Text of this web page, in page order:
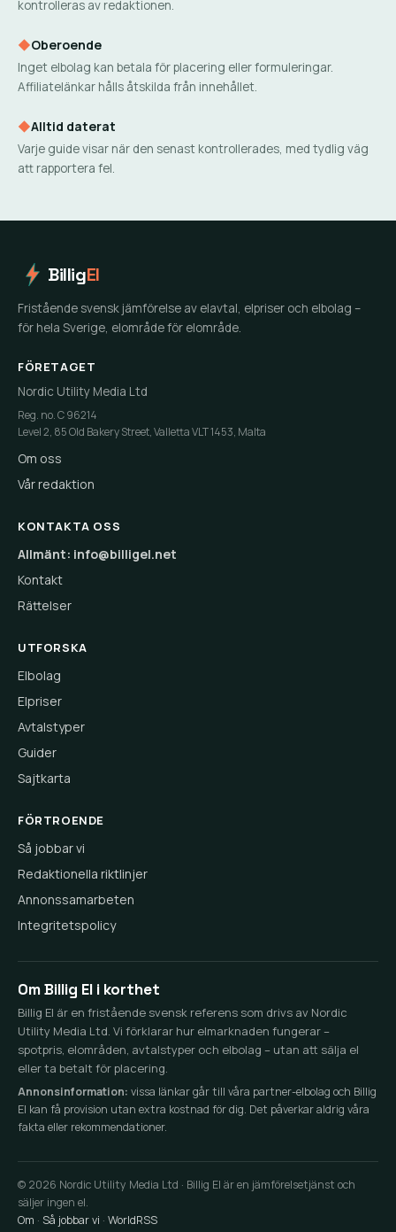
kontrolleras av redaktionen.
◆Oberoende
Inget elbolag kan betala för placering eller formuleringar.
Affiliatelänkar hålls åtskilda från innehållet.
◆Alltid daterat
Varje guide visar när den senast kontrollerades, med tydlig väg
att rapportera fel.
BilligEl
Fristående svensk jämförelse av elavtal, elpriser och elbolag –
för hela Sverige, elområde för elområde.
FÖRETAGET
Nordic Utility Media Ltd
Reg. no. C 96214
Level 2, 85 Old Bakery Street, Valletta VLT 1453, Malta
Om oss
Vår redaktion
KONTAKTA OSS
Allmänt: info@billigel.net
Kontakt
Rättelser
UTFORSKA
Elbolag
Elpriser
Avtalstyper
Guider
Sajtkarta
FÖRTROENDE
Så jobbar vi
Redaktionella riktlinjer
Annonssamarbeten
Integritetspolicy
Om Billig El i korthet
Billig El är en fristående svensk referens som drivs av Nordic
Utility Media Ltd. Vi förklarar hur elmarknaden fungerar –
spotpris, elområden, avtalstyper och elbolag – utan att sälja el
eller ta betalt för placering.
Annonsinformation: vissa länkar går till våra partner-elbolag och Billig
El kan få provision utan extra kostnad för dig. Det påverkar aldrig våra
fakta eller rekommendationer.
© 2026 Nordic Utility Media Ltd · Billig El är en jämförelsetjänst och
säljer ingen el.
Om · Så jobbar vi · WorldRSS